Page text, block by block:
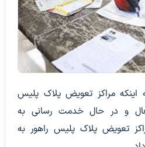
اینکه مراکز تعویض پلاک پلیس
و در حال خدمت رسانی به
تعویض پلاک پلیس راهور به